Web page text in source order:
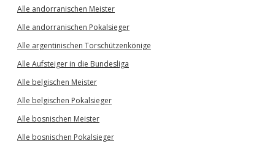
Alle andorranischen Meister
Alle andorranischen Pokalsieger
Alle argentinischen Torschützenkönige
Alle Aufsteiger in die Bundesliga
Alle belgischen Meister
Alle belgischen Pokalsieger
Alle bosnischen Meister
Alle bosnischen Pokalsieger